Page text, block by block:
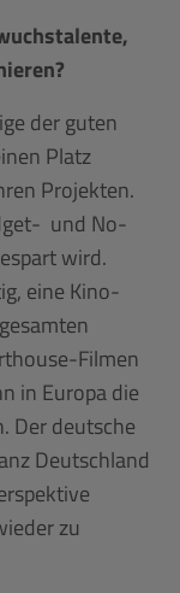
der guten
Platz
Projekten.
und No-
wird.
eine Kino-
Filmen
in Europa die
Der deutsche
Deutschland
zu